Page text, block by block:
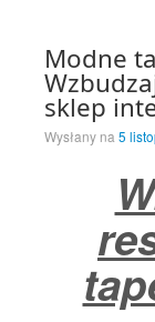
Modne
sklep
Wysłany na 5